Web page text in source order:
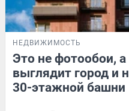
НЕДВИЖИМОСТЬ
Это не фотообои,
выглядит город и
30-этажной башни